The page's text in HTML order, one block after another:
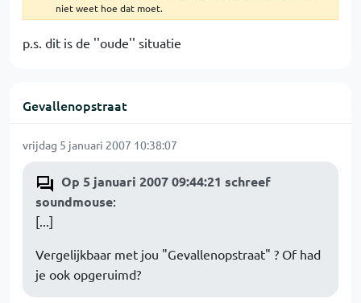
niet weet hoe dat moet.
p.s. dit is de ''oude'' situatie
Gevallenopstraat
vrijdag 5 januari 2007 10:38:07
Op 5 januari 2007 09:44:21 schreef
soundmouse:
[...]
Vergelijkbaar met jou "Gevallenopstraat" ? Of had
je ook opgeruimd?